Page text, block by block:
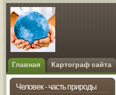
Главная Картограф сайта
Человек - часть природы